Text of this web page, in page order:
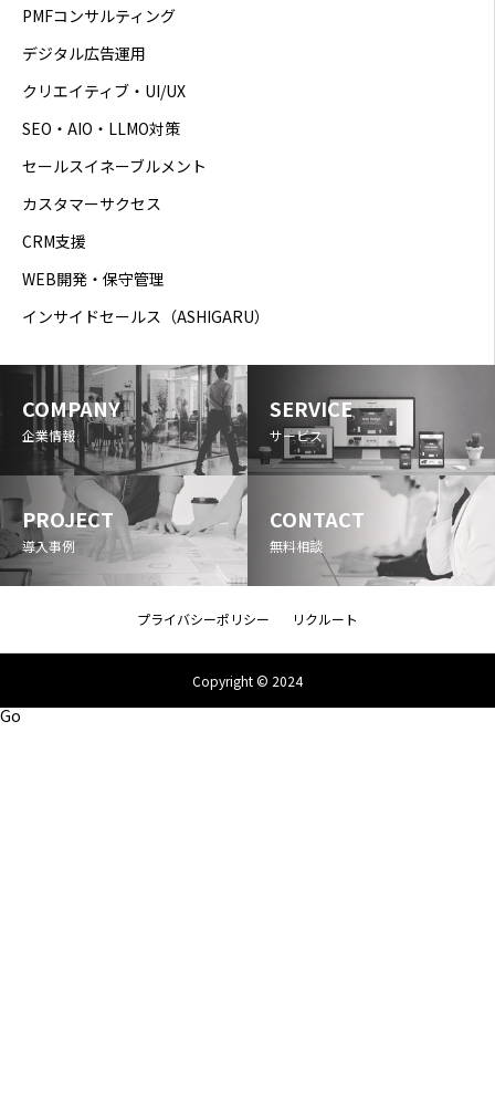
PMFコンサルティング
デジタル広告運用
クリエイティブ・UI/UX
SEO・AIO・LLMO対策
セールスイネーブルメント
カスタマーサクセス
CRM支援
WEB開発・保守管理
インサイドセールス（ASHIGARU）
COMPANY
企業情報
SERVICE
サービス
PROJECT
導入事例
CONTACT
無料相談
プライバシーポリシー リクルート
Copyright © 2024
Go